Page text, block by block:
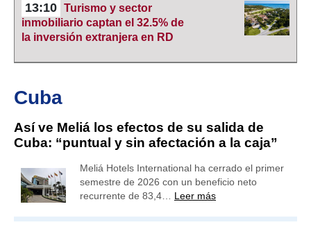
13:10 Turismo y sector
inmobiliario captan el 32.5% de
la inversión extranjera en RD
Cuba
Así ve Meliá los efectos de su salida de
Cuba: “puntual y sin afectación a la caja”
Meliá Hotels International ha cerrado el primer
semestre de 2026 con un beneficio neto
recurrente de 83,4… Leer más